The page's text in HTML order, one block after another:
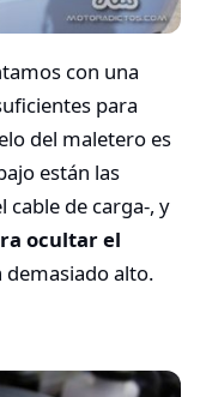
con una
para
del maletero es
están las
de carga-, y
ocultar el
demasiado alto.